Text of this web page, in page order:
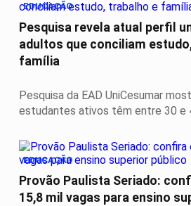
EDUCAÇÃO
Pesquisa revela atual perfil
adultos que conciliam
família
Pesquisa da EAD UniCesumar
estudantes ativos têm entre 30 e
EDUCAÇÃO
Provão Paulista Seriado:
15,8 mil vagas para ensino